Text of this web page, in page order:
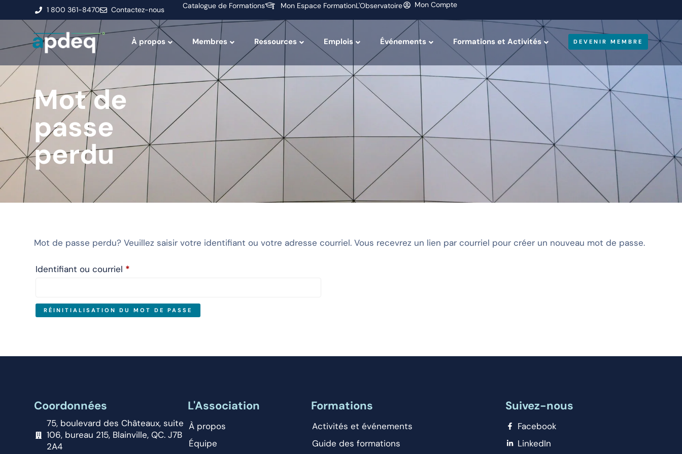
1 800 361-8470 Contactez-nous Catalogue de Formations Mon Espace FormationL'Observatoire Mon Compte
À propos Membres Ressources Emplois Événements Formations et Activités DEVENIR MEMBRE
Mot de
passe
perdu
Mot de passe perdu? Veuillez saisir votre identifiant ou votre adresse courriel. Vous recevrez un lien par courriel pour créer un nouveau mot de passe.
Identifiant ou courriel *
RÉINITIALISATION DU MOT DE PASSE
Coordonnées
75, boulevard des Châteaux, suite
106, bureau 215, Blainville, QC. J7B
2A4
L'Association
À propos
Équipe
Formations
Activités et événements
Guide des formations
Suivez-nous
Facebook
LinkedIn